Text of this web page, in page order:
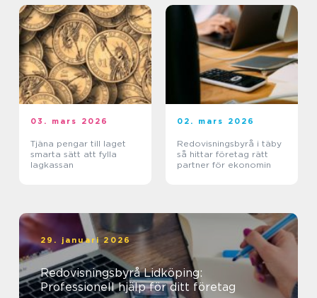
03. mars 2026
Tjäna pengar till laget
smarta sätt att fylla
lagkassan
02. mars 2026
Redovisningsbyrå i täby
så hittar företag rätt
partner för ekonomin
29. januari 2026
Redovisningsbyrå Lidköping:
Professionell hjälp för ditt företag